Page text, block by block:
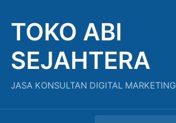
TOKO ABI
SEJAHTERA
JASA KONSULTAN DIGITAL MARKETING